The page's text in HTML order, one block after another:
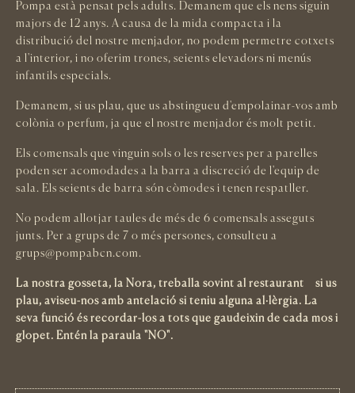
Pompa està pensat pels adults. Demanem que els nens siguin
majors de 12 anys. A causa de la mida compacta i la
distribució del nostre menjador, no podem permetre cotxets
a l'interior, i no oferim trones, seients elevadors ni menús
infantils especials.
Demanem, si us plau, que us abstingueu d'empolainar-vos amb
colònia o perfum, ja que el nostre menjador és molt petit.
Els comensals que vinguin sols o les reserves per a parelles
poden ser acomodades a la barra a discreció de l'equip de
sala. Els seients de barra són còmodes i tenen respatller.
No podem allotjar taules de més de 6 comensals asseguts
junts. Per a grups de 7 o més persones, consulteu a
grups@pompabcn.com.
La nostra gosseta, la Nora, treballa sovint al restaurant – si us
plau, aviseu-nos amb antelació si teniu alguna al·lèrgia. La
seva funció és recordar-los a tots que gaudeixin de cada mos i
glopet. Entén la paraula "NO".